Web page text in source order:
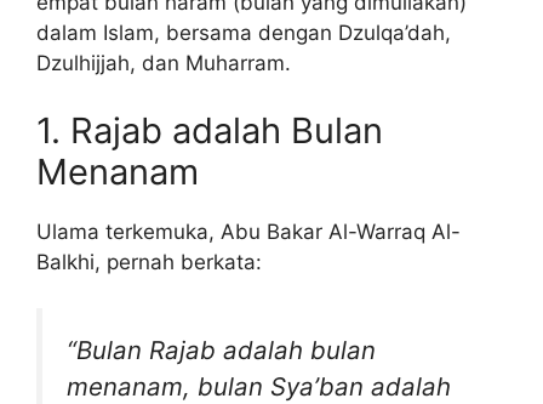
dalam Islam, bersama dengan Dzulqa’dah,
Dzulhijjah, dan Muharram.
1. Rajab adalah Bulan
Menanam
Ulama terkemuka, Abu Bakar Al-Warraq Al-
Balkhi, pernah berkata:
“Bulan Rajab adalah bulan
menanam, bulan Sya’ban adalah